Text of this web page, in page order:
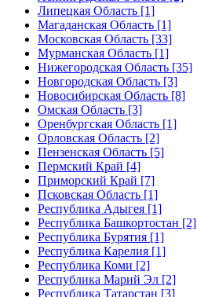
Липецкая Область [1]
Магаданская Область [1]
Московская Область [33]
Мурманская Область [1]
Нижегородская Область [35]
Новгородская Область [3]
Новосибирская Область [8]
Омская Область [3]
Оренбургская Область [1]
Орловская Область [2]
Пензенская Область [5]
Пермский Край [4]
Приморский Край [7]
Псковская Область [1]
Республика Адыгея [1]
Республика Башкортостан [2]
Республика Бурятия [1]
Республика Карелия [1]
Республика Коми [2]
Республика Марий Эл [2]
Республика Татарстан [3]